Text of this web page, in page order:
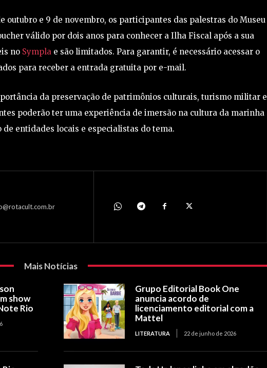
outubro e 9 de novembro, os participantes das palestras do Museu
válido por dois anos para conhecer a Ilha Fiscal após a sua
noSympla e são limitados. Para garantir, é necessário acessar o
para receber a entrada gratuita por e-mail.
da preservação de patrimônios culturais, turismo militar e
poderão ter uma experiência de imersão na cultura da marinha
entidades locais e especialistas do tema.
Mais Notícias
show
Rio
Grupo Editorial Book One
anuncia acordo de
licenciamento editorial com a
Mattel
LITERATURA 22 de junho de 2026